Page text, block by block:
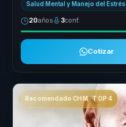
Salud Mental y Manejo del Estrés
20años 3conf.
Cotizar
Recomendado CHM · TOP 4